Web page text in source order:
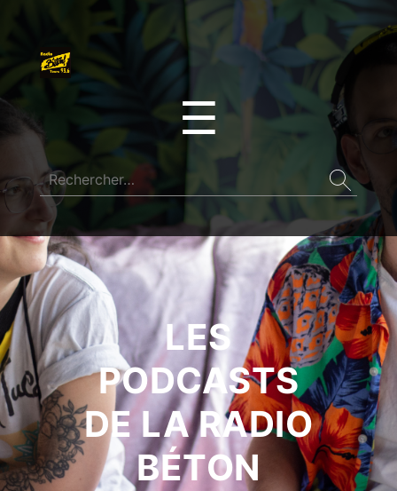
☰
LES
PODCASTS
DE LA RADIO
BÉTON